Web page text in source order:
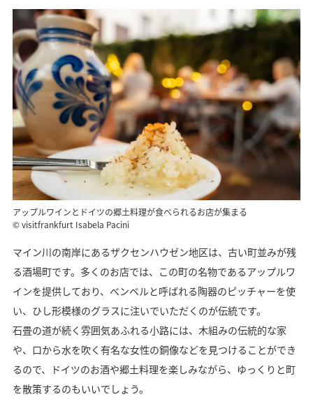
アップルワインとドイツの郷土料理が食べられるお店が集まる
© visitfrankfurt Isabela Pacini
マイン川の南岸にあるザクセンハウゼン地区は、古い町並みが残
る酒場町です。多くのお店では、この町の名物であるアップルワ
インを提供しており、べンベルと呼ばれる陶器のピッチャーを使
い、ひし形模様のグラスに注いでいただくのが伝統です。
石畳の道が続く雰囲気あふれる小路には、木組みの伝統的な家
や、口から水を吹く有名な女性の銅像などを見つけることができ
るので、ドイツのお酒や郷土料理を楽しみながら、ゆっくりと町
を散策するのもいいでしょう。